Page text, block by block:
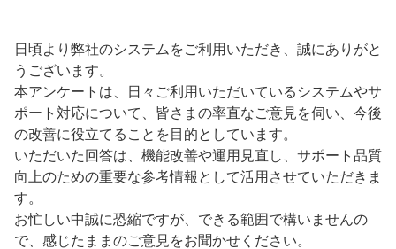
日頃より弊社のシステムをご利用いただき、誠にありがと
うございます。
本アンケートは、日々ご利用いただいているシステムやサ
ポート対応について、皆さまの率直なご意見を伺い、今後
の改善に役立てることを目的としています。
いただいた回答は、機能改善や運用見直し、サポート品質
向上のための重要な参考情報として活用させていただきま
す。
お忙しい中誠に恐縮ですが、できる範囲で構いませんの
で、感じたままのご意見をお聞かせください。